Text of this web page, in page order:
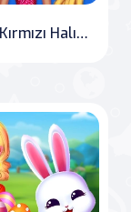
Oscar Kırmızı Halı Modası